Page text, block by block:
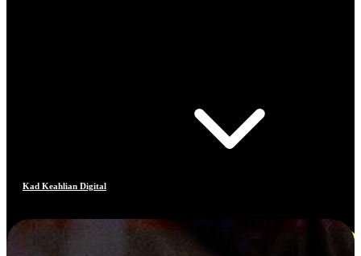
Kad Keahlian Digital